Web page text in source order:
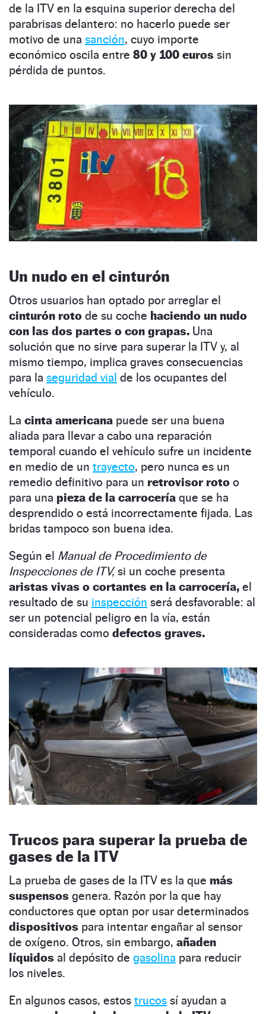
de la ITV en la esquina superior derecha del
parabrisas delantero: no hacerlo puede ser
motivo de una sanción, cuyo importe
económico oscila entre 80 y 100 euros sin
pérdida de puntos.
Un nudo en el cinturón
Otros usuarios han optado por arreglar el
cinturón roto de su coche haciendo un nudo
con las dos partes o con grapas. Una
solución que no sirve para superar la ITV y, al
mismo tiempo, implica graves consecuencias
para la seguridad vial de los ocupantes del
vehículo.
La cinta americana puede ser una buena
aliada para llevar a cabo una reparación
temporal cuando el vehículo sufre un incidente
en medio de un trayecto, pero nunca es un
remedio definitivo para un retrovisor roto o
para una pieza de la carrocería que se ha
desprendido o está incorrectamente fijada. Las
bridas tampoco son buena idea.
Según el Manual de Procedimiento de
Inspecciones de ITV,si un coche presenta
aristas vivas o cortantes en la carrocería, el
resultado de su inspección será desfavorable: al
ser un potencial peligro en la vía, están
consideradas como defectos graves.
Trucos para superar la prueba de
gases de la ITV
La prueba de gases de la ITV es la que más
suspensos genera. Razón por la que hay
conductores que optan por usar determinados
dispositivos para intentar engañar al sensor
de oxígeno. Otros, sin embargo, añaden
líquidos al depósito de gasolina para reducir
los niveles.
En algunos casos, estos trucos sí ayudan a